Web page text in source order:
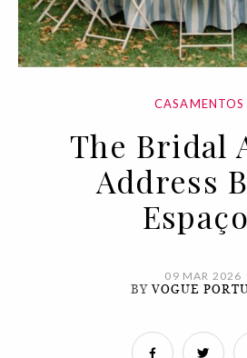
CASAMENTOS
The Bridal
Address
09 MAR 2026
BYVOGUE